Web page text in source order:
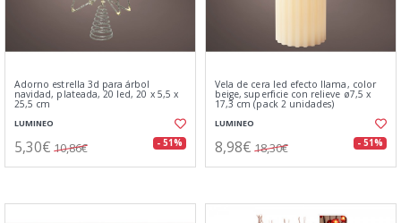
Adorno estrella 3d para árbol
navidad, plateada, 20 led, 20 x 5,5 x
25,5 cm
LUMINEO
5,30€ 10,86€ - 51%
Vela de cera led efecto llama, color
beige, superficie con relieve ø7,5 x
17,3 cm (pack 2 unidades)
LUMINEO
8,98€ 18,30€ - 51%